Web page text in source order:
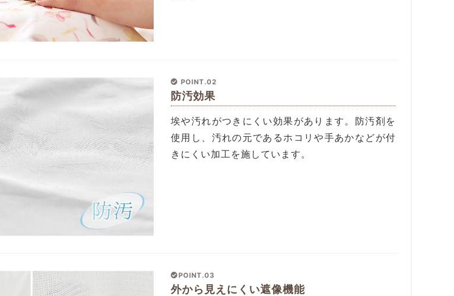
POINT.02
防汚効果
埃や汚れがつきにくい効果があります。防汚剤を
使用し、汚れの元であるホコリや手あかなどが付
きにくい加工を施しています。
POINT.03
外から見えにくい遮像機能